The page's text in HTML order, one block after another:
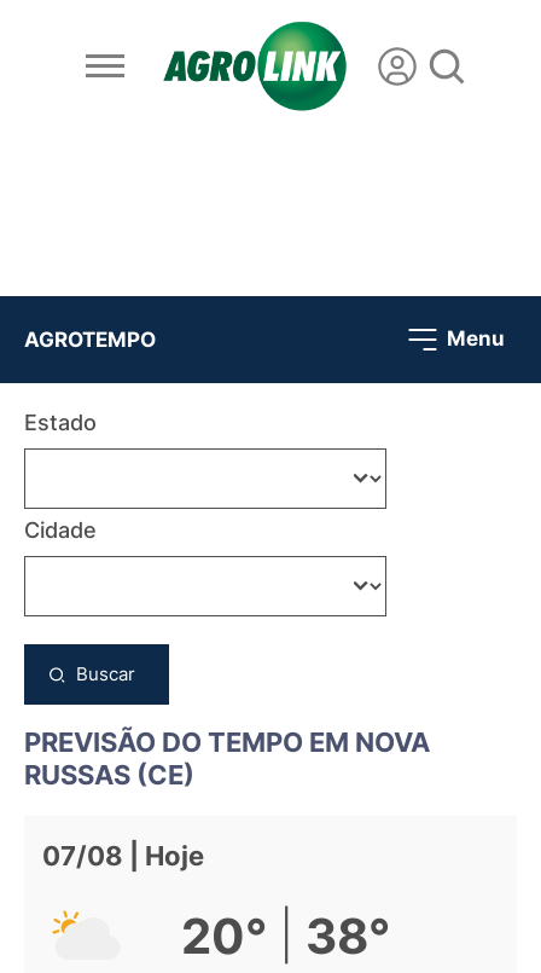
AGROTEMPO Menu
Estado
Cidade
Buscar
PREVISÃO DO TEMPO EM NOVA
RUSSAS (CE)
07/08 | Hoje
20° 38°